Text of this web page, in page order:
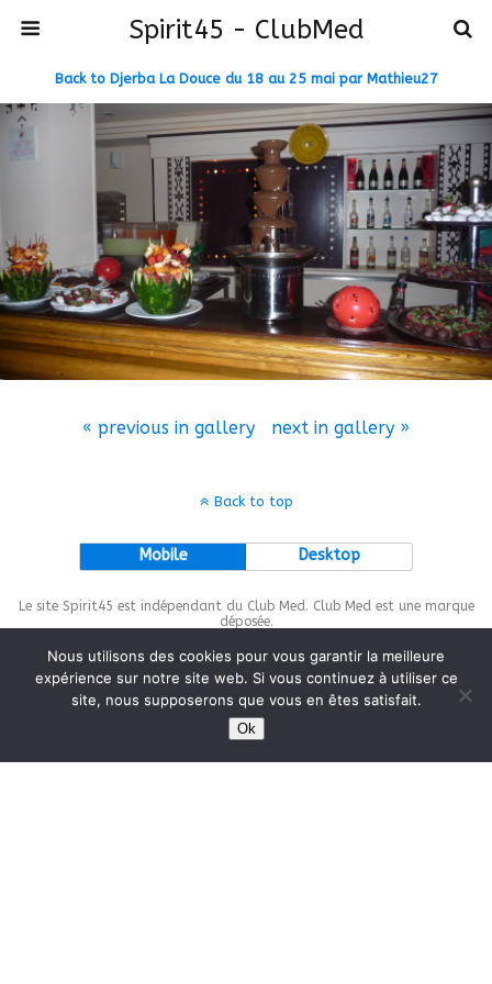
Spirit45 - ClubMed
Back to Djerba La Douce du 18 au 25 mai par Mathieu27
« previous in gallery next in gallery »
Back to top
Mobile Desktop
Le site Spirit45 est indépendant du Club Med. Club Med est une marque
déposée.
This site is protected bywp-copyrightpro.com
Nous utilisons des cookies pour vous garantir la meilleure
expérience sur notre site web. Si vous continuez à utiliser ce
site, nous supposerons que vous en êtes satisfait.
Ok